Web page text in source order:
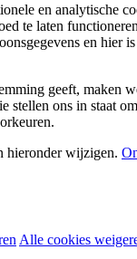
en analytische
te laten
en hier
geeft, maken
stellen ons in staat
hieronder wijzigen.
Alle cookies